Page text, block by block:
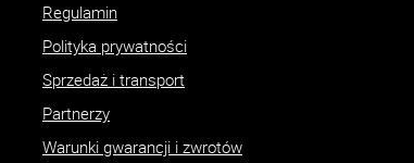
Regulamin
Polityka prywatności
Sprzedaż i transport
Partnerzy
Warunki gwarancji i zwrotów